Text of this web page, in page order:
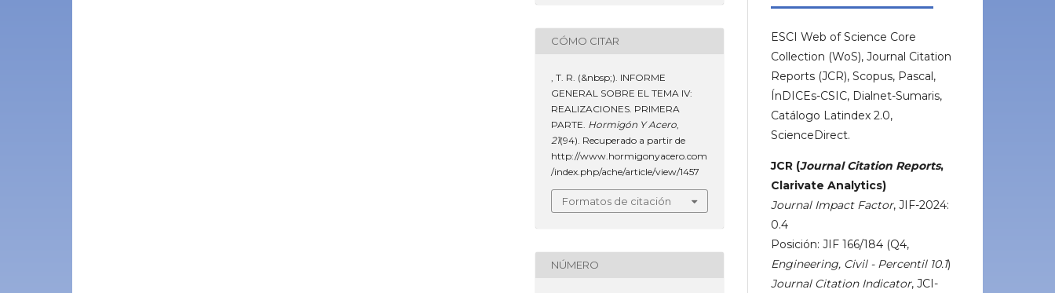
CÓMO CITAR
, T. R. (&nbsp;). INFORME
GENERAL SOBRE EL TEMA IV:
REALIZACIONES. PRIMERA
PARTE. Hormigón Y Acero
21(94). Recuperado a partir de
http://www.hormigonyacero.com
/index.php/ache/article/view/1457
Formatos de citación
NÚMERO
ESCI Web of Science Core
Collection (WoS), Journal Citation
Reports (JCR), Scopus, Pascal,
ÍnDICEs-CSIC, Dialnet-Sumaris,
Catálogo Latindex 2.0,
ScienceDirect.
JCR (Journal Citation Reports,
Clarivate Analytics)
Journal Impact Factor, JIF-2024:
0.4
Posición: JIF 166/184 (Q4,
Engineering, Civil - Percentil 10.1)
Journal Citation Indicator, JCI-